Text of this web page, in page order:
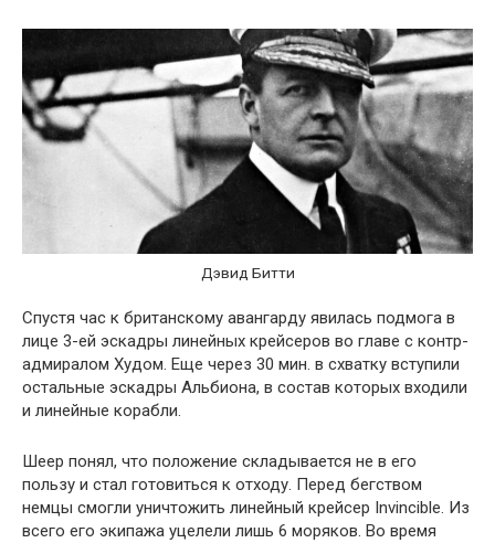
Дэвид Битти
Спустя час к британскому авангарду явилась подмога в
лице 3-ей эскадры линейных крейсеров во главе с контр-
адмиралом Худом. Еще через 30 мин. в схватку вступили
остальные эскадры Альбиона, в состав которых входили
и линейные корабли.
Шеер понял, что положение складывается не в его
пользу и стал готовиться к отходу. Перед бегством
немцы смогли уничтожить линейный крейсер Invincible. Из
всего его экипажа уцелели лишь 6 моряков. Во время